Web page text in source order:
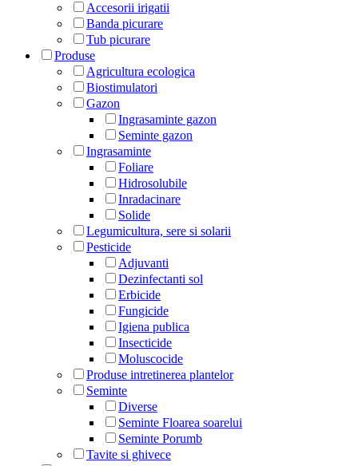
Accesorii irigatii
Banda picurare
Tub picurare
Produse
Agricultura ecologica
Biostimulatori
Gazon
Ingrasaminte gazon
Seminte gazon
Ingrasaminte
Foliare
Hidrosolubile
Inradacinare
Solide
Legumicultura, sere si solarii
Pesticide
Adjuvanti
Dezinfectanti sol
Erbicide
Fungicide
Igiena publica
Insecticide
Moluscocide
Produse intretinerea plantelor
Seminte
Diverse
Seminte Floarea soarelui
Seminte Porumb
Tavite si ghivece